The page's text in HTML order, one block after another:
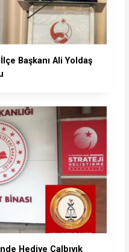
Başkanı Ali Yoldaş
Hediye Çalbıyık